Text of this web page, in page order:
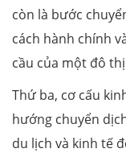
còn là bước
cách hành chính
cầu của một đô
Thứ ba, cơ cấu
hướng chuyển
du lịch và kinh tế